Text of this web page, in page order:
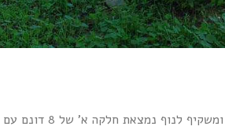
מדובר בנחלה נדירה